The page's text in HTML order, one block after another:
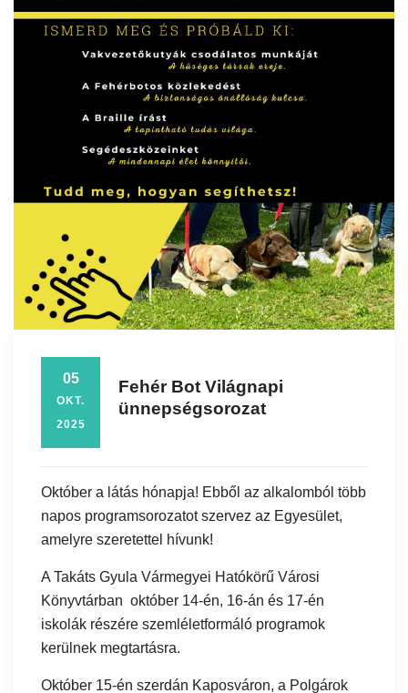
05
OKT.
2025
Fehér Bot Világnapi
ünnepségsorozat
Október a látás hónapja! Ebből az alkalomból több
napos programsorozatot szervez az Egyesület,
amelyre szeretettel hívunk!
A Takáts Gyula Vármegyei Hatókörű Városi
Könyvtárban október 14-én, 16-án és 17-én
iskolák részére szemléletformáló programok
kerülnek megtartásra.
Október 15-én szerdán Kaposváron, a Polgárok